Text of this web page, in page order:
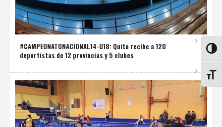
#CAMPEONATONACIONAL14-U18: Quito recibe a 120
deportistas de 12 provincias y 5 clubes